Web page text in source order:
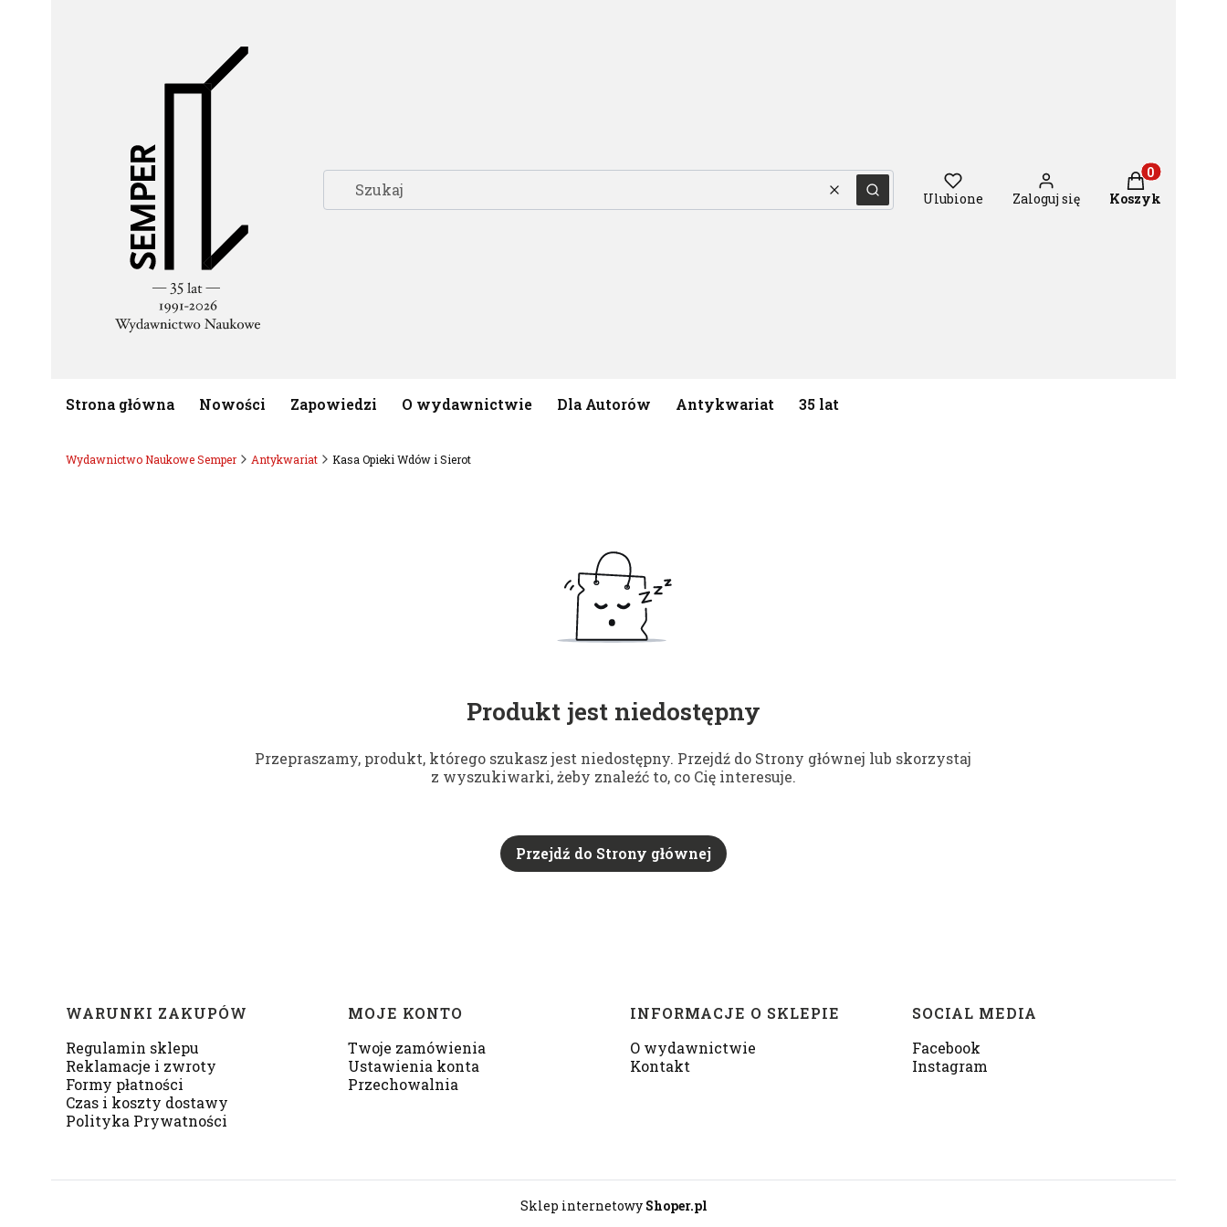
WyczyśćSzukaj Ulubione Zaloguj się
Produkty w
Koszyk
Strona główna Nowości Zapowiedzi O wydawnictwie Dla Autorów Antykwariat 35 lat
Wydawnictwo Naukowe Semper Antykwariat Kasa Opieki Wdów i Sierot
Produkt jest niedostępny
Przepraszamy, produkt, którego szukasz jest niedostępny. Przejdź do Strony głównej lub skorzystaj
z wyszukiwarki, żeby znaleźć to, co Cię interesuje.
Przejdź do Strony głównej
Linki w stopce
WARUNKI ZAKUPÓW
Regulamin sklepu
Reklamacje i zwroty
Formy płatności
Czas i koszty dostawy
Polityka Prywatności
MOJE KONTO
Twoje zamówienia
Ustawienia konta
Przechowalnia
INFORMACJE O SKLEPIE
O wydawnictwie
Kontakt
SOCIAL MEDIA
Facebook
Instagram
Sklep internetowy Shoper.pl